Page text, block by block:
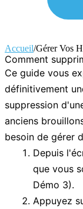
Accueil/Gérer Vos
Comment
Ce guide vous
définitivement
suppression
anciens
besoin de gérer
Depuis
que vous
Démo 3).
Appuyez